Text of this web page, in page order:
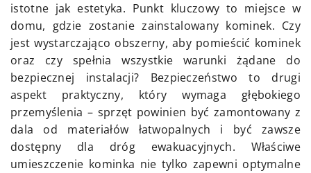
istotne jak estetyka. Punkt kluczowy to miejsce w
domu, gdzie zostanie zainstalowany kominek. Czy
jest wystarczająco obszerny, aby pomieścić kominek
oraz czy spełnia wszystkie warunki żądane do
bezpiecznej instalacji? Bezpieczeństwo to drugi
aspekt praktyczny, który wymaga głębokiego
przemyślenia – sprzęt powinien być zamontowany z
dala od materiałów łatwopalnych i być zawsze
dostępny dla dróg ewakuacyjnych. Właściwe
umieszczenie kominka nie tylko zapewni optymalne